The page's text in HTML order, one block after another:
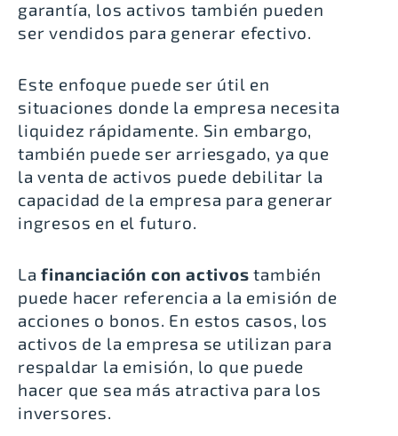
garantía, los activos también pueden
ser vendidos para generar efectivo.
Este enfoque puede ser útil en
situaciones donde la empresa necesita
liquidez rápidamente. Sin embargo,
también puede ser arriesgado, ya que
la venta de activos puede debilitar la
capacidad de la empresa para generar
ingresos en el futuro.
Lafinanciación con activos también
puede hacer referencia a la emisión de
acciones o bonos. En estos casos, los
activos de la empresa se utilizan para
respaldar la emisión, lo que puede
hacer que sea más atractiva para los
inversores.